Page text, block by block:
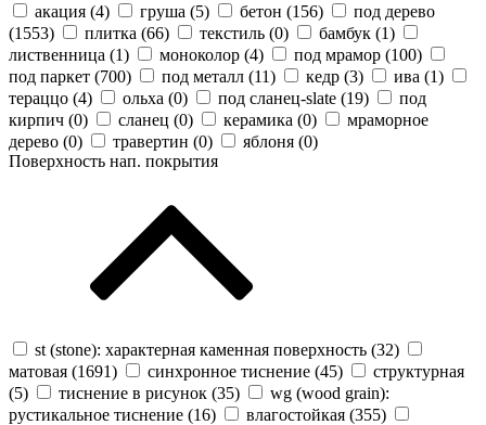
акация (4) груша (5) бетон (156)
под дерево
(1553) плитка (66) текстиль (0) бамбук (1)
лиственница (1) моноколор (4) под мрамор (100)
под паркет (700) под металл (11) кедр (3) ива (1)
тераццо (4) ольха (0) под сланец-slate (19)
под
кирпич (0) сланец (0) керамика (0)
мраморное
дерево (0) травертин (0) яблоня (0)
Поверхность нап. покрытия
st (stone): характерная каменная поверхность (32)
матовая (1691) синхронное тиснение (45)
структурная
(5) тиснение в рисунок (35)
wg (wood grain):
рустикальное тиснение (16) влагостойкая (355)